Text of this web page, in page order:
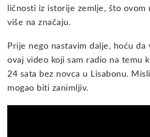
ličnosti iz istorije zemlje, što ovom
više na značaju.
Prije nego nastavim dalje, hoću da
ovaj video koji sam radio na temu
24 sata bez novca u Lisabonu.
mogao biti zanimljiv.